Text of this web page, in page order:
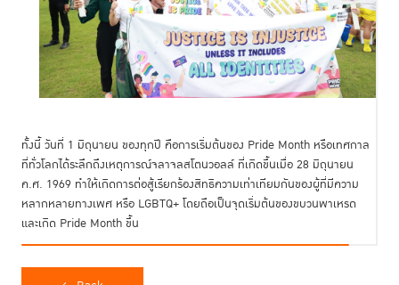
ทั้งนี้ วันที่ 1 มิถุนายน ของทุกปี คือการเริ่มต้นของ Pride Month หรือเทศกาล
ที่ทั่วโลกได้ระลึกถึงเหตุการณ์จลาจลสโตนวอลล์ ที่เกิดขึ้นเมื่อ 28 มิถุนายน
ค.ศ. 1969 ทำให้เกิดการต่อสู้เรียกร้องสิทธิความเท่าเทียมกันของผู้ที่มีความ
หลากหลายทางเพศ หรือ LGBTQ+ โดยถือเป็นจุดเริ่มต้นของขบวนพาเหรด
และเกิด Pride Month ขึ้น